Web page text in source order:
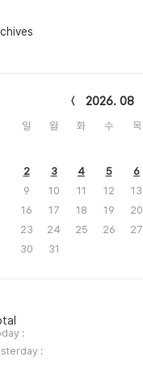
2026. 08
일 월 화 수 목
2
3 4 5 6
9
10 11 12 13
16
17 18 19 20
23
24 25 26 27
30
31
:
: